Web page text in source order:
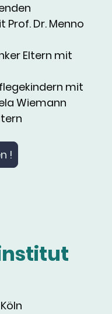
Dr. Menno
Eltern mit
mit
Wiemann
!